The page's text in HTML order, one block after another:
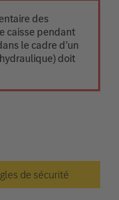
des
caisse pendant
le cadre d’un
doit
de sécurité